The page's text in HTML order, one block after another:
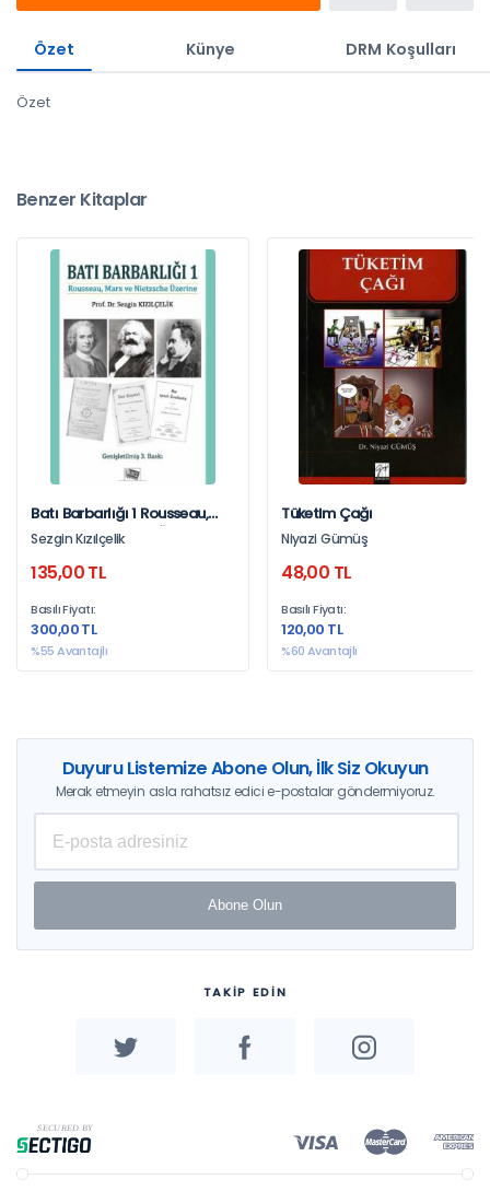
Özet Künye DRM Koşulları
Özet
Benzer Kitaplar
Batı Barbarlığı 1 Rousseau,
Marx Ve Nietzsche Üzerine
Sezgin Kızılçelik
135,00 TL
Basılı Fiyatı:
300,00 TL
%55 Avantajlı
Tüketim Çağı
Niyazi Gümüş
48,00 TL
Basılı Fiyatı:
120,00 TL
%60 Avantajlı
Duyuru Listemize Abone Olun, İlk Siz Okuyun
Merak etmeyin asla rahatsız edici e-postalar göndermiyoruz.
Abone Olun
TAKİP EDİN